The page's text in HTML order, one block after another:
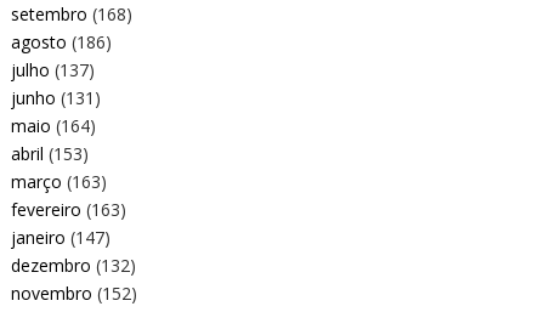
setembro (168)
agosto (186)
julho (137)
junho (131)
maio (164)
abril (153)
março (163)
fevereiro (163)
janeiro (147)
dezembro (132)
novembro (152)